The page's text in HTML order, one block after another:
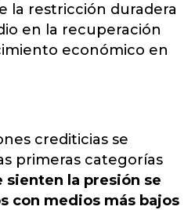
la restricción duradera
en la recuperación
económico en
crediticias se
primeras categorías
sienten la presión se
con medios más bajos